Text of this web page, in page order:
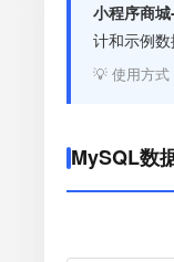
小程序商
计和示例数
💡 使用方式
MySQL数